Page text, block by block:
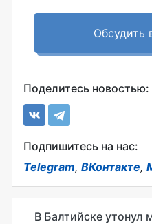
Обсудить
Поделитесь новостью:
Подпишитесь на нас:
Telegram, ВКонтакте,
В Балтийске утонул